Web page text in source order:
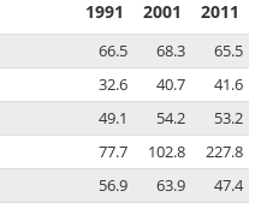
1991 2001 2011
66.5 68.3
65.5
32.6 40.7
41.6
49.1 54.2
53.2
77.7 102.8
227.8
56.9 63.9
47.4